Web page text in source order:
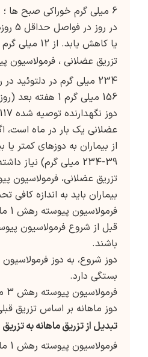
در
یا کاهش یابد. از 12 میلی گرم در روز بیشتر نشود.
تزریق عضلانی ، فرمولاسیون
234 میلی گرم در
156 میلی گرم 1 هفته بعد (روز 8)
عضلانی یک بار در ماه
از بیماران به دوزهای کمتر یا
39-234 میلی گرم) نیاز داشته باشند.
تزریق عضلانی، فرمولاسیون
بیماران باید به اندازه کافی
باشند.
بستگی دارد.
دوز ماهانه بر اساس تزریق
تبدیل از تزریق ماهانه به تزریق 3 ماهه